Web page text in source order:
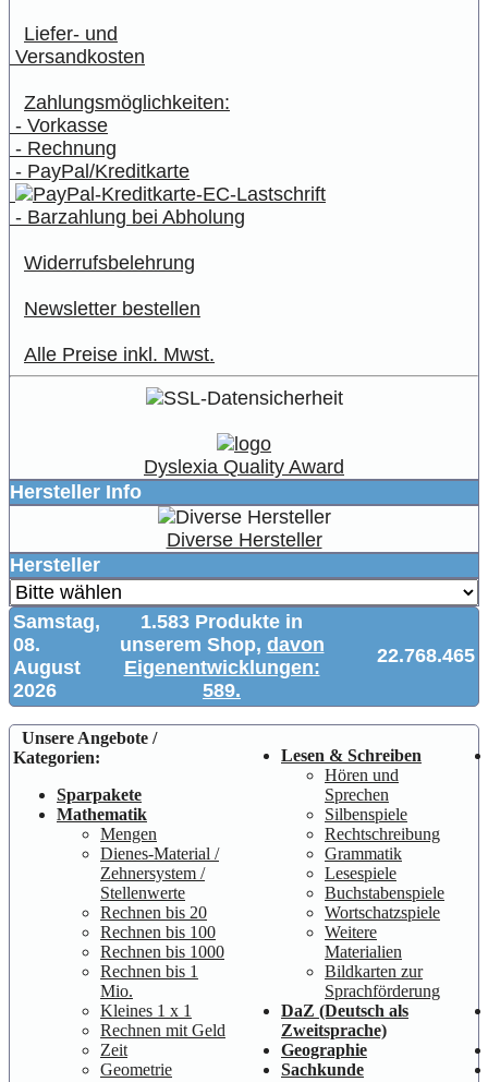
Liefer- und
Versandkosten
Zahlungsmöglichkeiten:
- Vorkasse
- Rechnung
- PayPal/Kreditkarte
- Barzahlung bei Abholung
Widerrufsbelehrung
Newsletter bestellen
Alle Preise inkl. Mwst.
Dyslexia Quality Award
Hersteller Info
Diverse Hersteller
Hersteller
Samstag,
08.
August
2026
1.583 Produkte in
unserem Shop, davon
Eigenentwicklungen:
589.
22.768.465
Unsere Angebote /
Kategorien:
Sparpakete
Mathematik
Mengen
Dienes-Material /
Zehnersystem /
Stellenwerte
Rechnen bis 20
Rechnen bis 100
Rechnen bis 1000
Rechnen bis 1
Mio.
Kleines 1 x 1
Rechnen mit Geld
Zeit
Geometrie
Lesen & Schreiben
Hören und
Sprechen
Silbenspiele
Rechtschreibung
Grammatik
Lesespiele
Buchstabenspiele
Wortschatzspiele
Weitere
Materialien
Bildkarten zur
Sprachförderung
DaZ (Deutsch als
Zweitsprache)
Geographie
Sachkunde